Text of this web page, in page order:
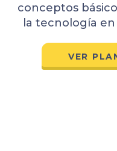
conceptos
la tecnología
VER